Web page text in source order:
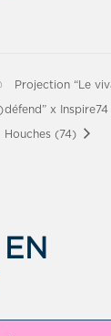
Projection “Le
défend” x Inspire74
Houches (74)